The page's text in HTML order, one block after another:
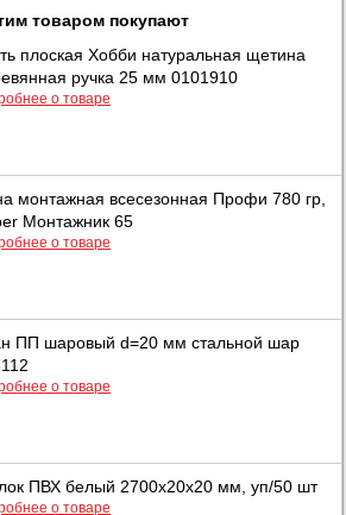
товаром покупают
плоская Хобби натуральная щетина
ручка 25 мм 0101910
о товаре
монтажная всесезонная Профи 780 гр,
Монтажник 65
о товаре
ПП шаровый d=20 мм стальной шар
о товаре
ПВХ белый 2700x20x20 мм, уп/50 шт
о товаре